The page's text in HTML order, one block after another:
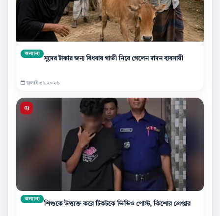
অন্যান্য
সুদের টাকার জন্য বিধবার গাভী নিয়ে গেলেন দাদন ব্যবসায়ী
জুলাই ৩১,২০২৬
অন্যান্য
শিশুকে উত্ত্যক্ত করে টিকটকে ভিডিও পোস্ট, কিশোর গ্রেপ্তার